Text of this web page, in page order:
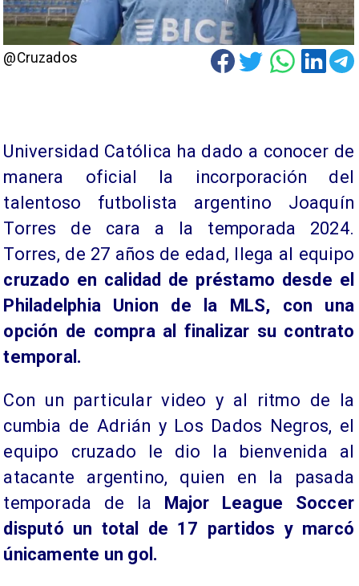
@Cruzados
Universidad Católica ha dado a conocer de
manera oficial la incorporación del
talentoso futbolista argentino Joaquín
Torres de cara a la temporada 2024.
Torres, de 27 años de edad, llega al equipo
cruzado en calidad de préstamo desde el
Philadelphia Union de la MLS, con una
opción de compra al finalizar su contrato
temporal.
Con un particular video y al ritmo de la
cumbia de Adrián y Los Dados Negros, el
equipo cruzado le dio la bienvenida al
atacante argentino, quien en la pasada
temporada de la Major League Soccer
disputó un total de 17 partidos y marcó
únicamente un gol.